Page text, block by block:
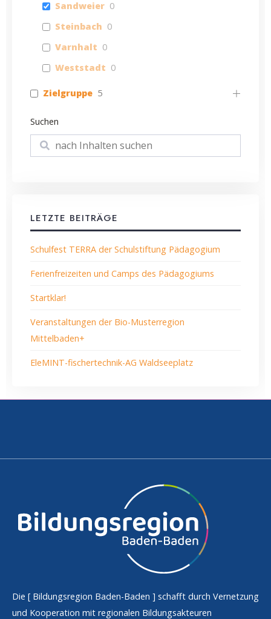
Sandweier 0
Steinbach 0
Varnhalt 0
Weststadt 0
Zielgruppe 5
Suchen
Suchen
LETZTE BEITRÄGE
Schulfest TERRA der Schulstiftung Pädagogium
Ferienfreizeiten und Camps des Pädagogiums
Startklar!
Veranstaltungen der Bio-Musterregion
Mittelbaden+
EleMINT-fischertechnik-AG Waldseeplatz
Die [ Bildungsregion Baden-Baden ] schafft durch Vernetzung
und Kooperation mit regionalen Bildungsakteuren